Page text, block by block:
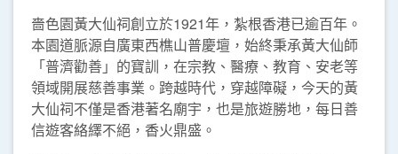
嗇色園黃大仙祠創立於1921年，紮根香港已逾百年。
本園道脈源自廣東西樵山普慶壇，始終秉承黃大仙師
「普濟勸善」的寶訓，在宗教、醫療、教育、安老等
領域開展慈善事業。跨越時代，穿越障礙，今天的黃
大仙祠不僅是香港著名廟宇，也是旅遊勝地，每日善
信遊客絡繹不絕，香火鼎盛。